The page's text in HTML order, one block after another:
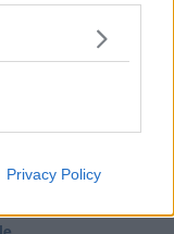
Privacy Policy